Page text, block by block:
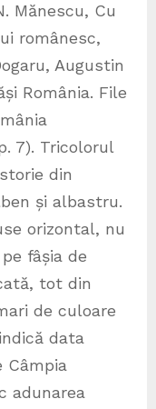
Mănescu, Cu
românesc,
Augustin
România. File
7). Tricolorul
din
și albastru.
orizontal, nu
fâșia de
tot din
de culoare
data
Câmpia
adunarea